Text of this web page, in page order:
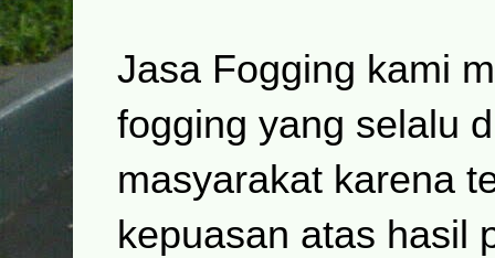
Jasa Fogging kami
fogging yang selalu
masyarakat karena
kepuasan atas hasil